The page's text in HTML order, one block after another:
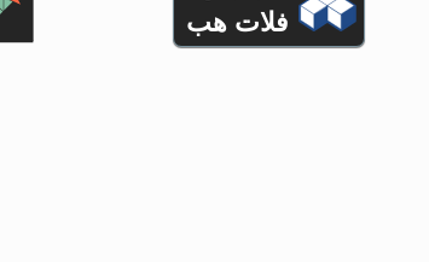
فلات هب